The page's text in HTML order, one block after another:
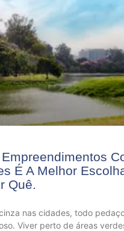
É A Melhor
Quê.
nas cidades, todo
Viver perto de áreas